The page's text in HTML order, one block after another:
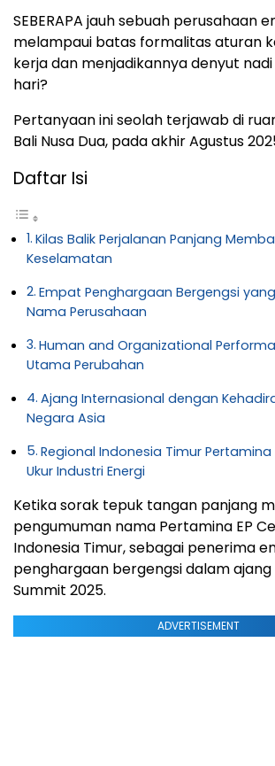
SEBERAPA jauh sebuah perusahaan
melampaui batas formalitas aturan
kerja dan menjadikannya denyut
hari?
Pertanyaan ini seolah terjawab di
Bali Nusa Dua, pada akhir Agustus
Daftar Isi
Kilas Balik Perjalanan Panjang
Keselamatan
Empat Penghargaan Bergengsi
Nama Perusahaan
Human and Organizational
Utama Perubahan
Ajang Internasional dengan
Negara Asia
Regional Indonesia Timur
Ukur Industri Energi
Ketika sorak tepuk tangan panjang
pengumuman nama Pertamina EP
Indonesia Timur, sebagai penerima
penghargaan bergengsi dalam ajang
Summit 2025.
ADVERTISEMENT